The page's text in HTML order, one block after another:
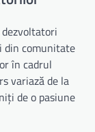
din comunitate
în cadrul
variază de la
de o pasiune